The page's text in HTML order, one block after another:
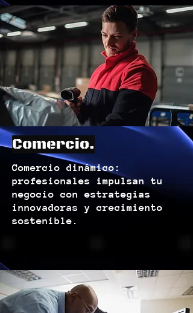
Comercio.
Comercio dinámico:
profesionales impulsan tu
negocio con estrategias
innovadoras y crecimiento
sostenible.